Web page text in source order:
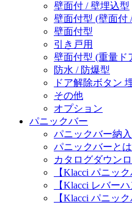
壁面付 / 壁埋込型
壁面付型 (壁面付
壁面付型
引き戸用
壁面付型 (重量ド
防水 / 防爆型
ドア解除ボタン
その他
オプション
パニックバー
パニックバー納
パニックバーとは
カタログダウン
【Klacci パニッ
【Klacci レバー
【Klacci パニッ